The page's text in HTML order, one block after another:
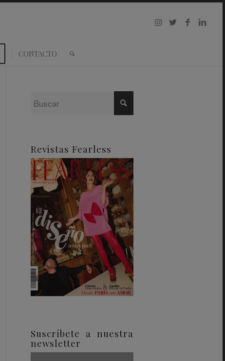
CONTACTO
Revistas Fearless
Suscríbete a nuestra
newsletter